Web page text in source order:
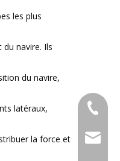
les plus
navire. Ils
du navire,
latéraux,
la force et
+86-